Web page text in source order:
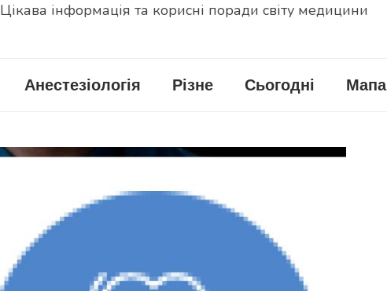
Цікава інформація та корисні поради світу медицини
Анестезіологія Різне Сьогодні Мапа